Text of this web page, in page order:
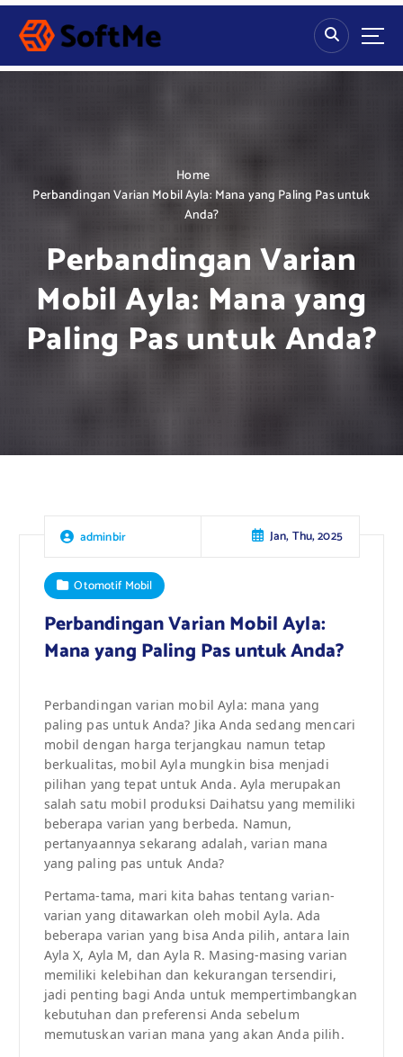
S
p
Home
Perbandingan Varian Mobil Ayla: Mana yang Paling Pas untuk
Anda?
Perbandingan Varian
Mobil Ayla: Mana yang
Paling Pas untuk Anda?
adminbir Jan, Thu, 2025
Otomotif Mobil
Perbandingan Varian Mobil Ayla:
Mana yang Paling Pas untuk Anda?
Perbandingan varian mobil Ayla: mana yang
paling pas untuk Anda? Jika Anda sedang mencari
mobil dengan harga terjangkau namun tetap
berkualitas, mobil Ayla mungkin bisa menjadi
pilihan yang tepat untuk Anda. Ayla merupakan
salah satu mobil produksi Daihatsu yang memiliki
beberapa varian yang berbeda. Namun,
pertanyaannya sekarang adalah, varian mana
yang paling pas untuk Anda?
Pertama-tama, mari kita bahas tentang varian-
varian yang ditawarkan oleh mobil Ayla. Ada
beberapa varian yang bisa Anda pilih, antara lain
Ayla X, Ayla M, dan Ayla R. Masing-masing varian
memiliki kelebihan dan kekurangan tersendiri,
jadi penting bagi Anda untuk mempertimbangkan
kebutuhan dan preferensi Anda sebelum
memutuskan varian mana yang akan Anda pilih.